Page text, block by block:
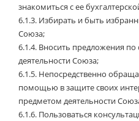
знакомиться с ее
6.1.3. Избирать и быть
Союза;
6.1.4. Вносить предложения
деятельности Союза;
6.1.5. Непосредственно
помощью в защите своих
предметом деятельности
6.1.6. Пользоваться